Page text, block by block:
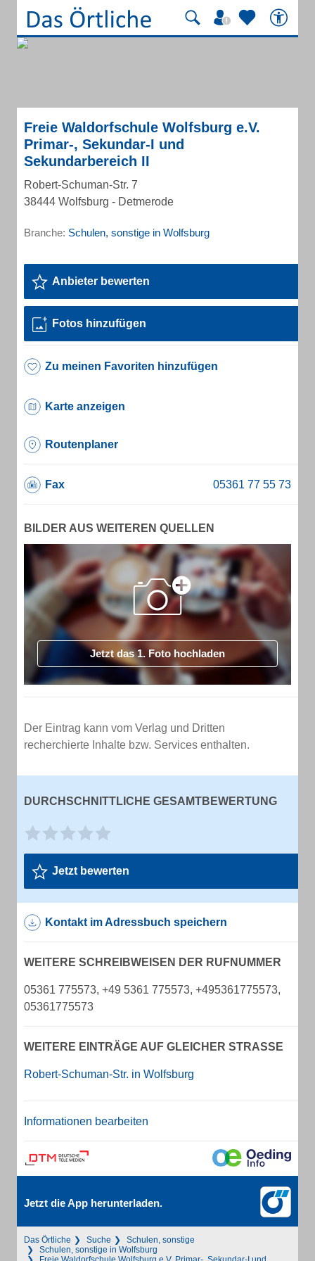
Freie Waldorfschule Wolfsburg e.V.
Primar-, Sekundar-I und
Sekundarbereich II
Robert-Schuman-Str. 7
38444 Wolfsburg - Detmerode
Branche: Schulen, sonstige in Wolfsburg
Anbieter bewerten
Fotos hinzufügen
Zu meinen Favoriten hinzufügen
Karte anzeigen
Routenplaner
Fax
BILDER AUS WEITEREN QUELLEN
Jetzt das 1. Foto hochladen
Der Eintrag kann vom Verlag und Dritten
recherchierte Inhalte bzw. Services enthalten.
DURCHSCHNITTLICHE GESAMTBEWERTUNG
Jetzt bewerten
Kontakt im Adressbuch speichern
WEITERE SCHREIBWEISEN DER RUFNUMMER
05361 775573, +49 5361 775573, +495361775573,
05361775573
WEITERE EINTRÄGE AUF GLEICHER STRASSE
Robert-Schuman-Str. in Wolfsburg
Informationen bearbeiten
Jetzt die App herunterladen.
Das Örtliche Suche
Schulen, sonstige
Schulen, sonstige in Wolfsburg